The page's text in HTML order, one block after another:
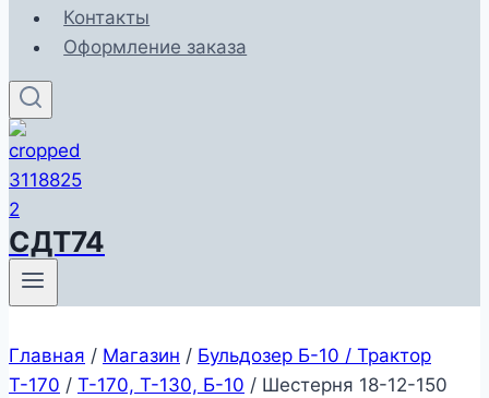
Контакты
Оформление заказа
СДТ74
Главная / Магазин / Бульдозер Б-10 / Трактор
Т-170 / Т-170, Т-130, Б-10 / Шестерня 18-12-150